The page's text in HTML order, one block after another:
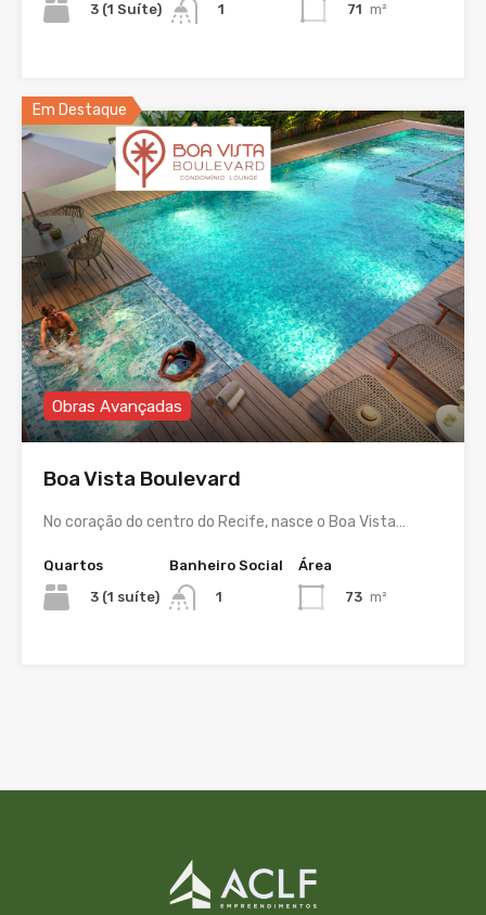
3 (1 Suíte)
1
71 m²
Em Destaque
Obras Avançadas
Boa Vista Boulevard
No coração do centro do Recife, nasce o Boa Vista…
Quartos
3 (1 suíte)
Banheiro Social
1
Área
73 m²